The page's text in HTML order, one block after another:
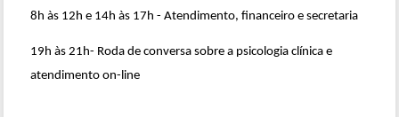
8h às 12h e 14h às 17h - Atendimento, financeiro e secretaria
19h às 21h- Roda de conversa sobre a psicologia clínica e
atendimento on-line